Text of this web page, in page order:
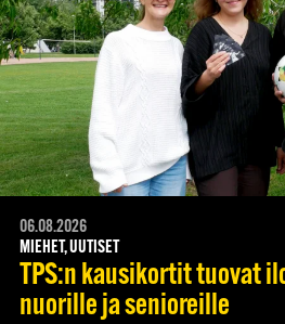
06.08.2026
MIEHET, UUTISET
TPS:n kausikortit tuovat
nuorille ja senioreille